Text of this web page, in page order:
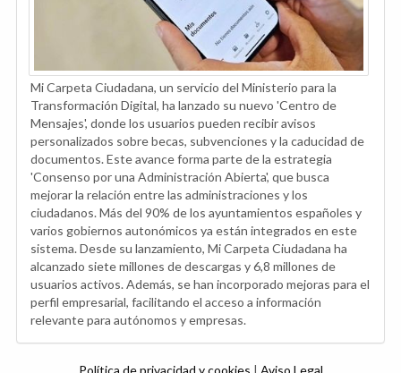
Mi Carpeta Ciudadana, un servicio del Ministerio para la
Transformación Digital, ha lanzado su nuevo 'Centro de
Mensajes', donde los usuarios pueden recibir avisos
personalizados sobre becas, subvenciones y la caducidad de
documentos. Este avance forma parte de la estrategia
'Consenso por una Administración Abierta', que busca
mejorar la relación entre las administraciones y los
ciudadanos. Más del 90% de los ayuntamientos españoles y
varios gobiernos autonómicos ya están integrados en este
sistema. Desde su lanzamiento, Mi Carpeta Ciudadana ha
alcanzado siete millones de descargas y 6,8 millones de
usuarios activos. Además, se han incorporado mejoras para el
perfil empresarial, facilitando el acceso a información
relevante para autónomos y empresas.
Política de privacidad y cookies | Aviso Legal